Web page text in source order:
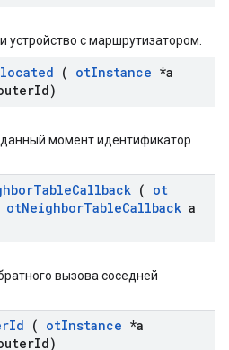
устройство с маршрутизатором.
( otInstance *a
Id)
момент идентификатор
TableCallback ( ot
otNeighborTableCallback a
вызова соседней
Id ( otInstance *a
Id)